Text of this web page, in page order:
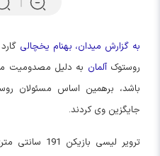
به گزارش میدان، بهنام یخچالیگارد
روستوک آلمانبه دلیل مصدومیت
باشد، برهمین اساس مسئولان
جایگزین وی کردند.
ترویر لیسیبازیکن 191 سانتی متری و 29 ساله با